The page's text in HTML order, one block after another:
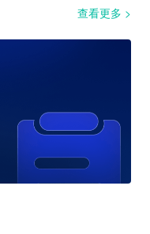
查看更多 >